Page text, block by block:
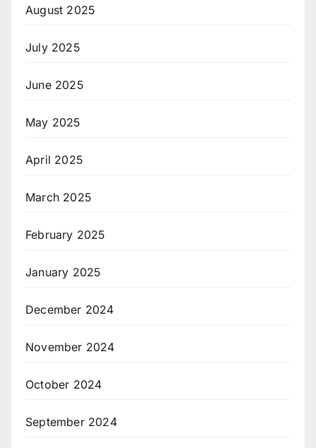
August 2025
July 2025
June 2025
May 2025
April 2025
March 2025
February 2025
January 2025
December 2024
November 2024
October 2024
September 2024